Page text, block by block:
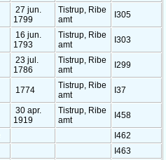
27 jun.
1799
Tistrup, Ribe
amt
I305
16 jun.
1793
Tistrup, Ribe
amt
I303
23 jul.
1786
Tistrup, Ribe
amt
I299
1774
Tistrup, Ribe
amt
I37
30 apr.
1919
Tistrup, Ribe
amt
I458
I462
I463